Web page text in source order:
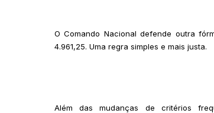
O Comando Nacional defende outra
4.961,25. Uma regra simples e mais justa.
Além das mudanças de critérios